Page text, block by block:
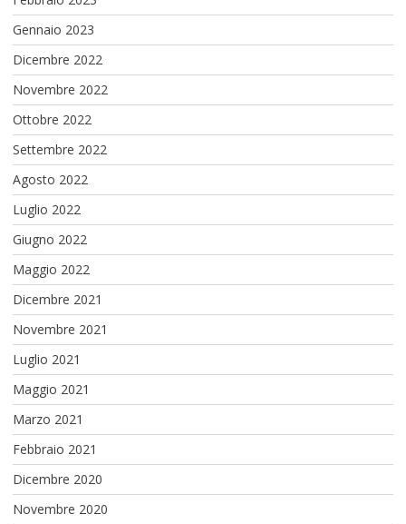
Gennaio 2023
Dicembre 2022
Novembre 2022
Ottobre 2022
Settembre 2022
Agosto 2022
Luglio 2022
Giugno 2022
Maggio 2022
Dicembre 2021
Novembre 2021
Luglio 2021
Maggio 2021
Marzo 2021
Febbraio 2021
Dicembre 2020
Novembre 2020